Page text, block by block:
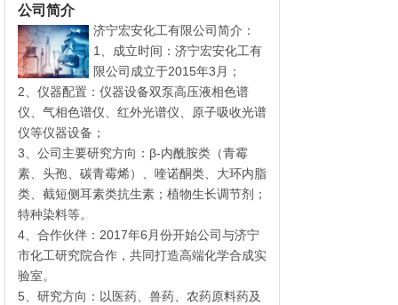
公司简介
济宁宏安化工有限公司简介：
1、成立时间：济宁宏安化工有
限公司成立于2015年3月；
2、仪器配置：仪器设备双泵高压液相色谱
仪、气相色谱仪、红外光谱仪、原子吸收光谱
仪等仪器设备；
3、公司主要研究方向：β-内酰胺类（青霉
素、头孢、碳青霉烯）、喹诺酮类、大环内脂
类、截短侧耳素类抗生素；植物生长调节剂；
特种染料等。
4、合作伙伴：2017年6月份开始公司与济宁
市化工研究院合作，共同打造高端化学合成实
验室。
5、研究方向：以医药、兽药、农药原料药及